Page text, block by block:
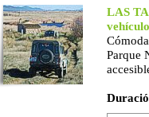
LAS
vehículo
Parque